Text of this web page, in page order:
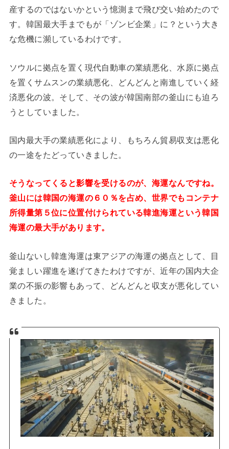
産するのではないかという憶測まで飛び交い始めたので
す。韓国最大手までもが「ゾンビ企業」に？という大き
な危機に瀕しているわけです。
ソウルに拠点を置く現代自動車の業績悪化、水原に拠点
を置くサムスンの業績悪化、どんどんと南進していく経
済悪化の波。そして、その波が韓国南部の釜山にも迫ろ
うとしていました。
国内最大手の業績悪化により、もちろん貿易収支は悪化
の一途をたどっていきました。
そうなってくると影響を受けるのが、海運なんですね。
釜山には韓国の海運の６０％を占め、世界でもコンテナ
所得量第５位に位置付けられている韓進海運という韓国
海運の最大手があります。
釜山ないし韓進海運は東アジアの海運の拠点として、目
覚ましい躍進を遂げてきたわけですが、近年の国内大企
業の不振の影響もあって、どんどんと収支が悪化してい
きました。